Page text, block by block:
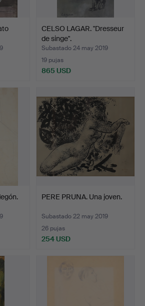
CELSO LAGAR. "Dresseur
de singe".
Subastado 24 may 2019
19 pujas
865 USD
PERE PRUNA. Una joven.
Subastado 22 may 2019
26 pujas
254 USD